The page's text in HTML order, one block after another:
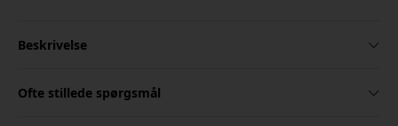
Beskrivelse
Ofte stillede spørgsmål